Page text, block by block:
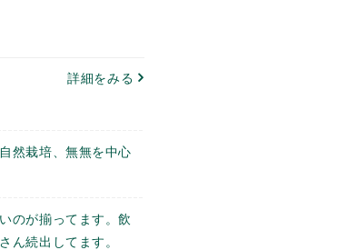
然栽培、無無を中心
のが揃ってます。飲
ん続出してます。
詳細をみる